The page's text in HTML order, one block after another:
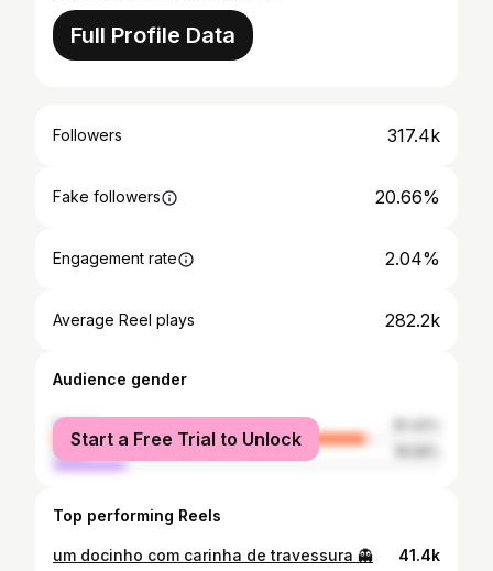
Full Profile Data
Followers 317.4k
Fake followers 20.66%
Engagement rate 2.04%
Average Reel plays 282.2k
Audience gender
female
male
Start a Free Trial to Unlock
Top performing Reels
um docinho com carinha de travessura 👻 41.4k